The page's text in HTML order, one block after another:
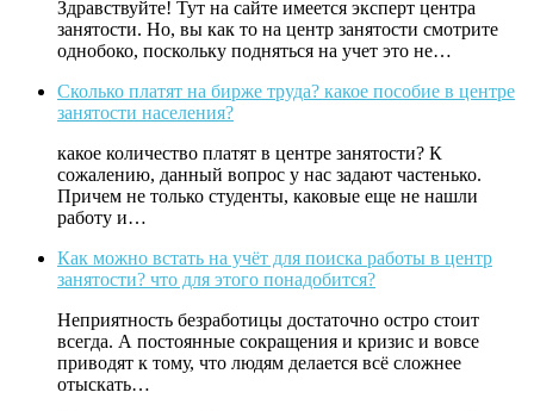
Здравствуйте! Тут на сайте имеется эксперт центра
занятости. Но, вы как то на центр занятости смотрите
однобоко, поскольку подняться на учет это не…
Сколько платят на бирже труда? какое пособие в центре
занятости населения?
какое количество платят в центре занятости? К
сожалению, данный вопрос у нас задают частенько.
Причем не только студенты, каковые еще не нашли
работу и…
Как можно встать на учёт для поиска работы в центр
занятости? что для этого понадобится?
Неприятность безработицы достаточно остро стоит
всегда. А постоянные сокращения и кризис и вовсе
приводят к тому, что людям делается всё сложнее
отыскать…